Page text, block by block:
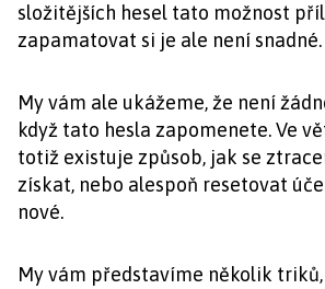
složitějších hesel tato možnost
zapamatovat si je ale není snadné.
My vám ale ukážeme, že není
když tato hesla zapomenete. Ve
totiž existuje způsob, jak se
získat, nebo alespoň resetovat
nové.
My vám představíme několik